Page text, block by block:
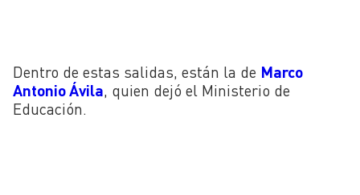
Dentro de estas salidas, están la de Marco
Antonio Ávila, quien dejó el Ministerio de
Educación.